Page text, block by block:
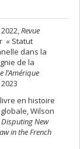
Revue
« Statut
dans la
de la
l’Amérique
en histoire
Wilson
Disputing New
in the French